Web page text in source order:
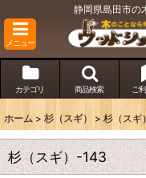
静岡県島田市の
メニュー
カテゴリ 商品検索 ご
ホーム > 杉（スギ） > 杉（スギ
杉（スギ）-143